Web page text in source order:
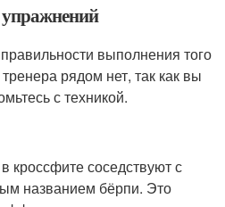
выполнения того
рядом нет, так как вы
с техникой.
соседствуют с
названием бёрпи. Это